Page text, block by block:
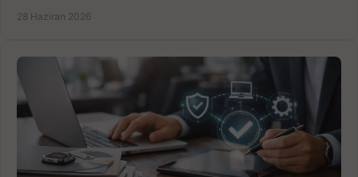
28 Haziran 2026